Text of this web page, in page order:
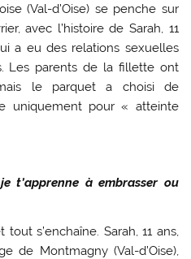
(Val-d’Oise) se penche sur
avec l’histoire de Sarah, 11
a eu des relations sexuelles
Les parents de la fillette ont
le parquet a choisi de
uniquement pour « atteinte
t’apprenne à embrasser ou
s’enchaîne. Sarah, 11 ans,
de Montmagny (Val-d’Oise),